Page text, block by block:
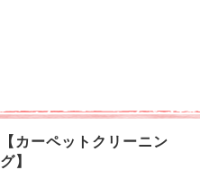
【カーペットクリーニン
グ】